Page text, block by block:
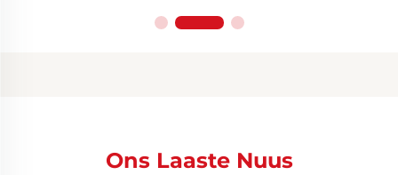
Ons Laaste Nuus